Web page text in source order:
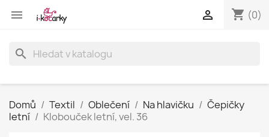
 shopping_cart (0)

search
Domů Textil Oblečení Na hlavičku
Čepičky
letní
Klobouček letní, vel. 36